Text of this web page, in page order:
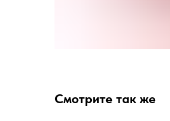
Смотрите так же